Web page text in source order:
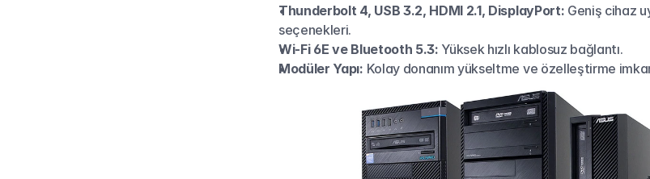
Thunderbolt 4, USB 3.2, HDMI 2.1, DisplayPort: Geniş cihaz
seçenekleri.
Wi-Fi 6E ve Bluetooth 5.3: Yüksek hızlı kablosuz bağlantı.
Modüler Yapı: Kolay donanım yükseltme ve özelleştirme